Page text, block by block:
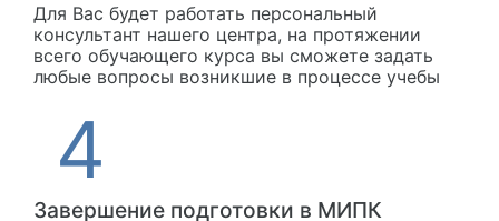
Для Вас будет работать персональный
консультант нашего центра, на протяжении
всего обучающего курса вы сможете задать
любые вопросы возникшие в процессе учебы
Завершение подготовки в МИПК